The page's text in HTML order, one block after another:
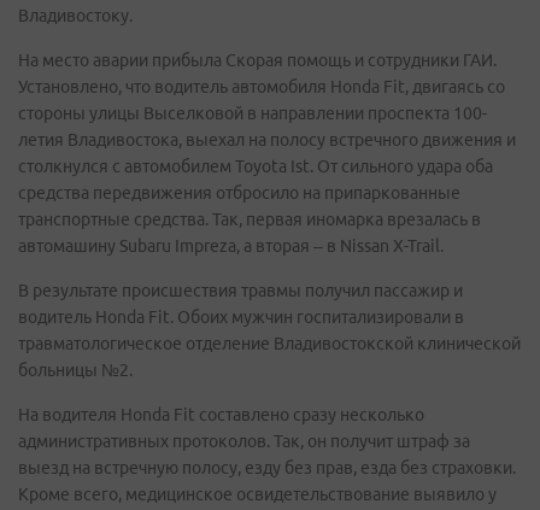
Владивостоку.
На место аварии прибыла Скорая помощь и сотрудники ГАИ.
Установлено, что водитель автомобиля Honda Fit, двигаясь со
стороны улицы Выселковой в направлении проспекта 100-
летия Владивостока, выехал на полосу встречного движения и
столкнулся с автомобилем Toyota Ist. От сильного удара оба
средства передвижения отбросило на припаркованные
транспортные средства. Так, первая иномарка врезалась в
автомашину Subaru Impreza, а вторая – в Nissan X-Trail.
В результате происшествия травмы получил пассажир и
водитель Honda Fit. Обоих мужчин госпитализировали в
травматологическое отделение Владивостокской клинической
больницы №2.
На водителя Honda Fit составлено сразу несколько
административных протоколов. Так, он получит штраф за
выезд на встречную полосу, езду без прав, езда без страховки.
Кроме всего, медицинское освидетельствование выявило у